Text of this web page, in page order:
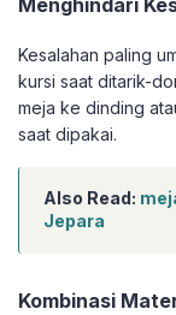
Menghindari
Kesalahan paling
kursi saat ditarik-
meja ke dinding
saat dipakai.
Also Read:
Jepara
Kombinasi